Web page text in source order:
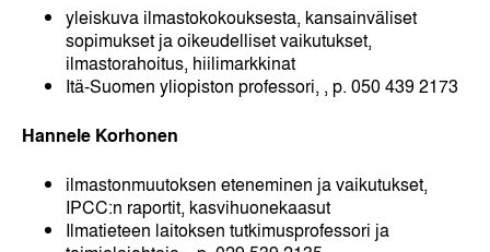
yleiskuva ilmastokokouksesta, kansainväliset
sopimukset ja oikeudelliset vaikutukset,
ilmastorahoitus, hiilimarkkinat
Itä-Suomen yliopiston professori, , p. 050 439 2173
Hannele Korhonen
ilmastonmuutoksen eteneminen ja vaikutukset,
IPCC:n raportit, kasvihuonekaasut
Ilmatieteen laitoksen tutkimusprofessori ja